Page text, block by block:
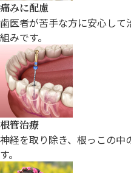
痛みに配慮
歯医者が苦手な方に安心して
組みです。
根管治療
神経を取り除き、根っこの中
す。